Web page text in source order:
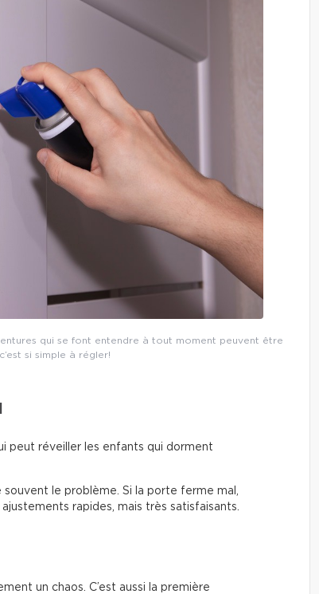
qui se font entendre à tout moment peuvent être
si simple à régler!
peut réveiller les enfants qui dorment
le problème. Si la porte ferme mal,
rapides, mais très satisfaisants.
un chaos. C’est aussi la première